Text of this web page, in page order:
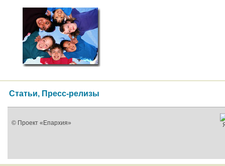
Статьи, Пресс-релизы
© Проект «Епархия»